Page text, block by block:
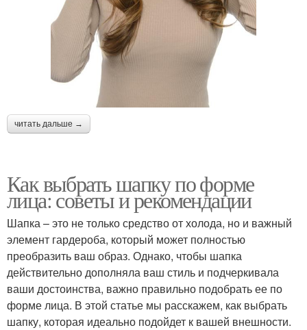
читать дальше →
Как выбрать шапку по форме
лица: советы и рекомендации
Шапка – это не только средство от холода, но и важный
элемент гардероба, который может полностью
преобразить ваш образ. Однако, чтобы шапка
действительно дополняла ваш стиль и подчеркивала
ваши достоинства, важно правильно подобрать ее по
форме лица. В этой статье мы расскажем, как выбрать
шапку, которая идеально подойдет к вашей внешности.